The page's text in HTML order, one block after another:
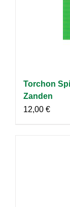
Torchon
Zanden
12,00 €